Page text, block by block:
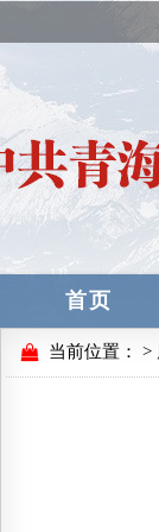
首页
当前位置： >